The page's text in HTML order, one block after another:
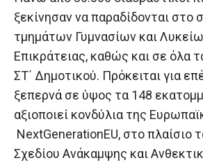
ξεκίνησαν να παραδίδονται στο
τμημάτων Γυμνασίων και
Επικράτειας, καθώς και σε όλα
ΣΤ΄ Δημοτικού. Πρόκειται για
ξεπερνά σε ύψος τα 148
αξιοποιεί κονδύλια της
NextGenerationEU, στο πλαίσιο
Σχεδίου Ανάκαμψης και